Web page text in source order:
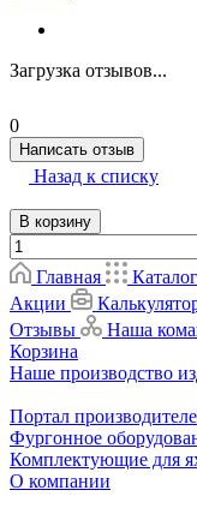
Загрузка отзывов...
0
Написать отзыв
Назад к списку
В корзину
Главная Каталог
Акции
Отзывы
Наша
Корзина
Наше производство
Портал
Фургонное
Комплектующие для
О компании